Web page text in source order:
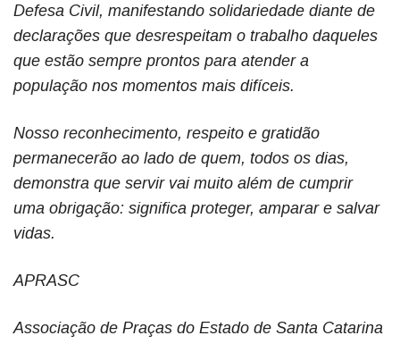
Defesa Civil, manifestando solidariedade diante de
declarações que desrespeitam o trabalho daqueles
que estão sempre prontos para atender a
população nos momentos mais difíceis.
Nosso reconhecimento, respeito e gratidão
permanecerão ao lado de quem, todos os dias,
demonstra que servir vai muito além de cumprir
uma obrigação: significa proteger, amparar e salvar
vidas.
APRASC
Associação de Praças do Estado de Santa Catarina